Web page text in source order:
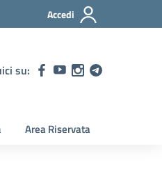
Accedi
su:
Area Riservata